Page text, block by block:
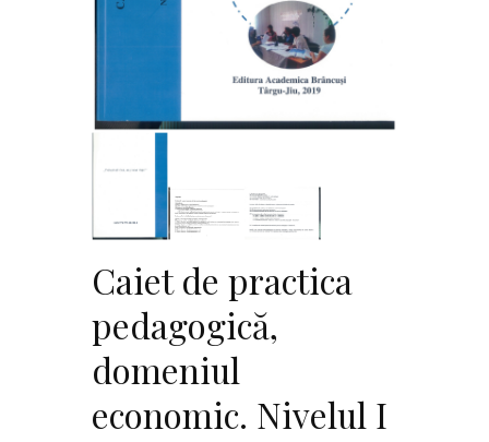
Caiet de practica
pedagogică,
domeniul
economic. Nivelul I